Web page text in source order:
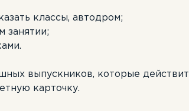
классы, автодром;
занятии;
выпускников, которые
карточку.